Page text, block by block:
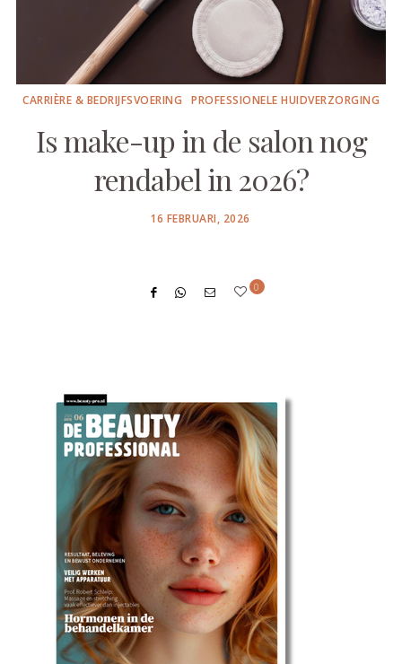
CARRIÈRE & BEDRIJFSVOERING PROFESSIONELE HUIDVERZORGING
Is make-up in de salon nog
rendabel in 2026?
POSTED
16 FEBRUARI, 2026
0